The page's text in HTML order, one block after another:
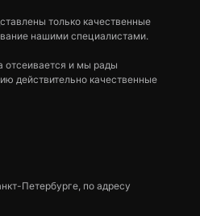
только качественные
нашими специалистами.
отсеивается и мы рады
действительно качественные
Петербурге, по адресу